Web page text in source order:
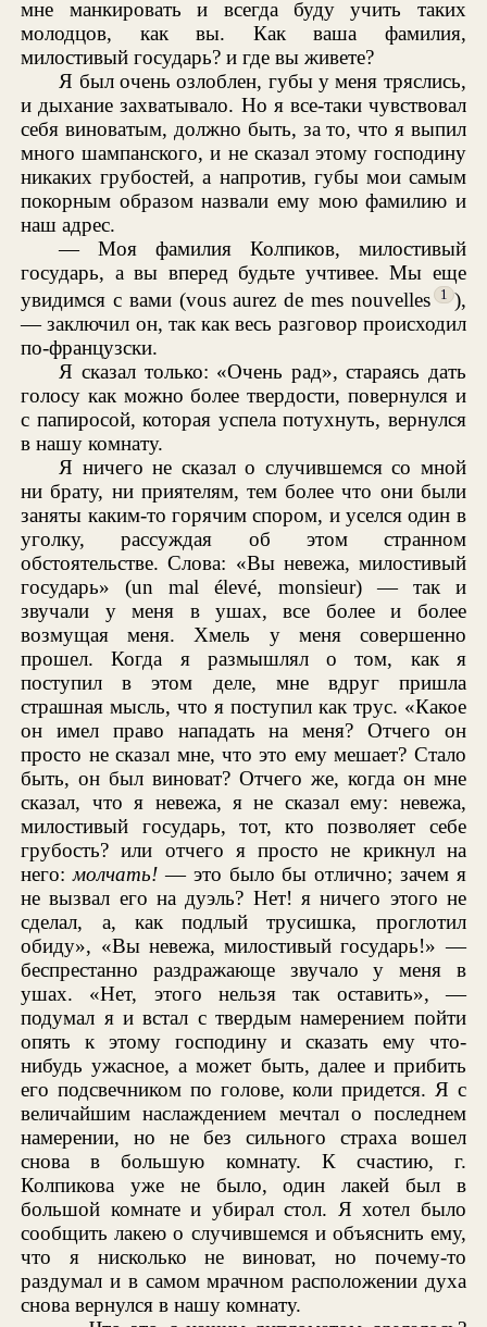
мне манкировать и всегда буду учить таких
молодцов, как вы. Как ваша фамилия,
милостивый государь? и где вы живете?
Я был очень озлоблен, губы у меня тряслись,
и дыхание захватывало. Но я все-таки чувствовал
себя виноватым, должно быть, за то, что я выпил
много шампанского, и не сказал этому господину
никаких грубостей, а напротив, губы мои самым
покорным образом назвали ему мою фамилию и
наш адрес.
— Моя фамилия Колпиков, милостивый
государь, а вы вперед будьте учтивее. Мы еще
увидимся с вами (vous aurez de mes nouvelles
1
),
— заключил он, так как весь разговор происходил
по-французски.
Я сказал только: «Очень рад», стараясь дать
голосу как можно более твердости, повернулся и
с папиросой, которая успела потухнуть, вернулся
в нашу комнату.
Я ничего не сказал о случившемся со мной
ни брату, ни приятелям, тем более что они были
заняты каким-то горячим спором, и уселся один в
уголку, рассуждая об этом странном
обстоятельстве. Слова: «Вы невежа, милостивый
государь» (un mal élevé, monsieur) — так и
звучали у меня в ушах, все более и более
возмущая меня. Хмель у меня совершенно
прошел. Когда я размышлял о том, как я
поступил в этом деле, мне вдруг пришла
страшная мысль, что я поступил как трус. «Какое
он имел право нападать на меня? Отчего он
просто не сказал мне, что это ему мешает? Стало
быть, он был виноват? Отчего же, когда он мне
сказал, что я невежа, я не сказал ему: невежа,
милостивый государь, тот, кто позволяет себе
грубость? или отчего я просто не крикнул на
него:молчать! — это было бы отлично; зачем я
не вызвал его на дуэль? Нет! я ничего этого не
сделал, а, как подлый трусишка, проглотил
обиду», «Вы невежа, милостивый государь!» —
беспрестанно раздражающе звучало у меня в
ушах. «Нет, этого нельзя так оставить», —
подумал я и встал с твердым намерением пойти
опять к этому господину и сказать ему что-
нибудь ужасное, а может быть, далее и прибить
его подсвечником по голове, коли придется. Я с
величайшим наслаждением мечтал о последнем
намерении, но не без сильного страха вошел
снова в большую комнату. К счастию, г.
Колпикова уже не было, один лакей был в
большой комнате и убирал стол. Я хотел было
сообщить лакею о случившемся и объяснить ему,
что я нисколько не виноват, но почему-то
раздумал и в самом мрачном расположении духа
снова вернулся в нашу комнату.